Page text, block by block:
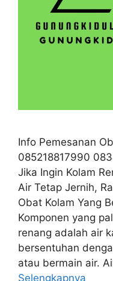
Info Pemesanan
085218817990
Jika Ingin Kolam
Air Tetap Jernih,
Obat Kolam Yang
Komponen yang
renang adalah air
bersentuhan
atau bermain air.
Selengkapnya